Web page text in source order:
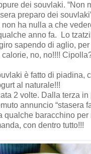
dei souvlaki. “Non
preparo dei
ha nulla a che
anno fa. Lo
sapendo di aglio,
no, no!!!!
è fatto di piadina,
al naturale!!!
2 volte. Dalla terza
annuncio “stasera
qualche baracchino
con dentro tutto!!!